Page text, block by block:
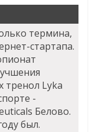
термина,
стартапа.
тренол Lyka
-
Белово.
был.